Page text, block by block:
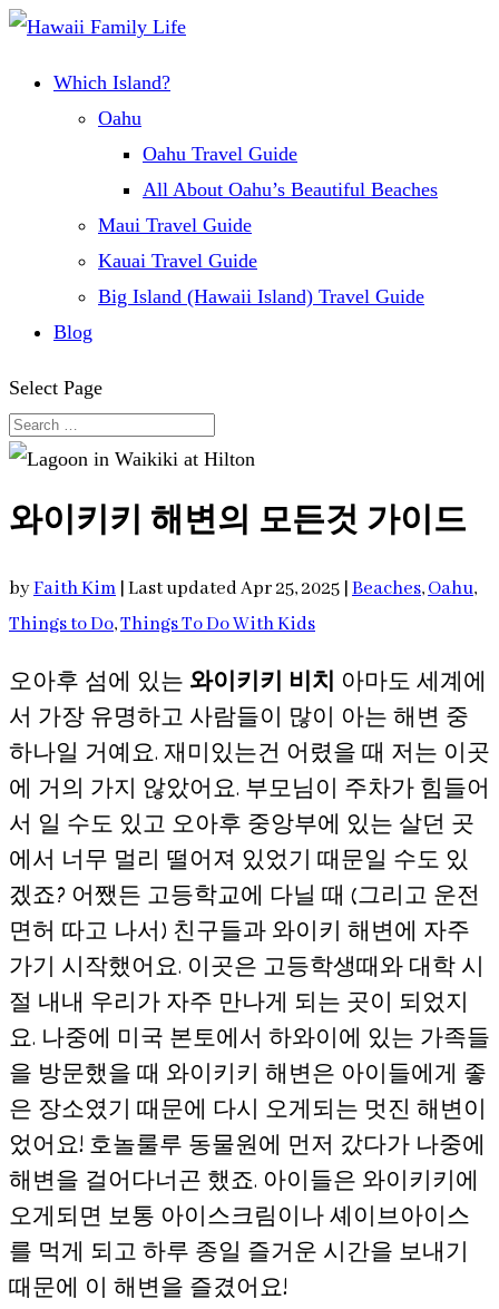
Which Island?
Oahu
Oahu Travel Guide
All About Oahu’s Beautiful Beaches
Maui Travel Guide
Kauai Travel Guide
Big Island (Hawaii Island) Travel Guide
Blog
Select Page
와이키키 해변의 모든것 가이드
byFaith Kim Last updated Apr 25, 2025 Beaches,Oahu,
Things to Do,Things To Do With Kids
오아후 섬에 있는 와이키키 비치 아마도 세계에
서 가장 유명하고 사람들이 많이 아는 해변 중
하나일 거예요. 재미있는건 어렸을 때 저는 이곳
에 거의 가지 않았어요. 부모님이 주차가 힘들어
서 일 수도 있고 오아후 중앙부에 있는 살던 곳
에서 너무 멀리 떨어져 있었기 때문일 수도 있
겠죠? 어쨌든 고등학교에 다닐 때 (그리고 운전
면허 따고 나서) 친구들과 와이키 해변에 자주
가기 시작했어요. 이곳은 고등학생때와 대학 시
절 내내 우리가 자주 만나게 되는 곳이 되었지
요. 나중에 미국 본토에서 하와이에 있는 가족들
을 방문했을 때 와이키키 해변은 아이들에게 좋
은 장소였기 때문에 다시 오게되는 멋진 해변이
었어요! 호놀룰루 동물원에 먼저 갔다가 나중에
해변을 걸어다너곤 했죠. 아이들은 와이키키에
오게되면 보통 아이스크림이나 셰이브아이스
를 먹게 되고 하루 종일 즐거운 시간을 보내기
때문에 이 해변을 즐겼어요!